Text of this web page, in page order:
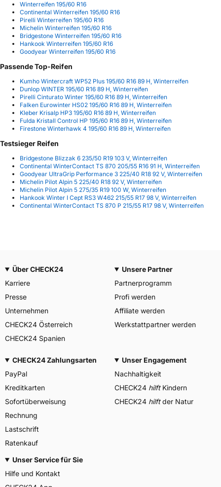
Winterreifen 195/60 R16
Continental Winterreifen 195/60 R16
Pirelli Winterreifen 195/60 R16
Michelin Winterreifen 195/60 R16
Bridgestone Winterreifen 195/60 R16
Hankook Winterreifen 195/60 R16
Goodyear Winterreifen 195/60 R16
Passende Top-Reifen
Kumho Wintercraft WP52 Plus 195/60 R16 89 H, Winterreifen
Dunlop WINTER 195/60 R16 89 H, Winterreifen
Pirelli Cinturato Winter 195/60 R16 89 H, Winterreifen
Falken Eurowinter HS02 195/60 R16 89 H, Winterreifen
Kleber Krisalp HP3 195/60 R16 89 H, Winterreifen
Fulda Kristall Control HP 195/60 R16 89 H, Winterreifen
Firestone Winterhawk 4 195/60 R16 89 H, Winterreifen
Testsieger Reifen
Bridgestone Blizzak 6 235/50 R19 103 V, Winterreifen
Continental WinterContact TS 870 205/55 R16 91 H, Winterreifen
Goodyear UltraGrip Performance 3 225/40 R18 92 V, Winterreifen
Michelin Pilot Alpin 5 225/40 R18 92 V, Winterreifen
Michelin Pilot Alpin 5 275/35 R19 100 W, Winterreifen
Hankook Winter I Cept RS3 W462 215/55 R17 98 V, Winterreifen
Continental WinterContact TS 870 P 215/55 R17 98 V, Winterreifen
Über CHECK24
Karriere
Presse
Unternehmen
CHECK24 Österreich
CHECK24 Spanien
Unsere Partner
Partnerprogramm
Profi werden
Affiliate werden
Werkstattpartner werden
CHECK24 Zahlungsarten
PayPal
Kreditkarten
Sofortüberweisung
Rechnung
Lastschrift
Ratenkauf
Unser Engagement
Nachhaltigkeit
CHECK24 hilftKindern
CHECK24 hilftder Natur
Unser Service für Sie
Hilfe und Kontakt